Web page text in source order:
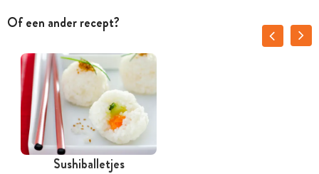
Of een ander recept?
Sushiballetjes